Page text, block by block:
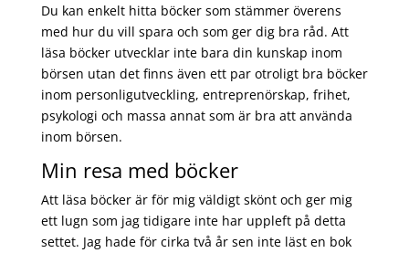
Du kan enkelt hitta böcker som stämmer överens
med hur du vill spara och som ger dig bra råd. Att
läsa böcker utvecklar inte bara din kunskap inom
börsen utan det finns även ett par otroligt bra böcker
inom personligutveckling, entreprenörskap, frihet,
psykologi och massa annat som är bra att använda
inom börsen.
Min resa med böcker
Att läsa böcker är för mig väldigt skönt och ger mig
ett lugn som jag tidigare inte har uppleft på detta
settet. Jag hade för cirka två år sen inte läst en bok